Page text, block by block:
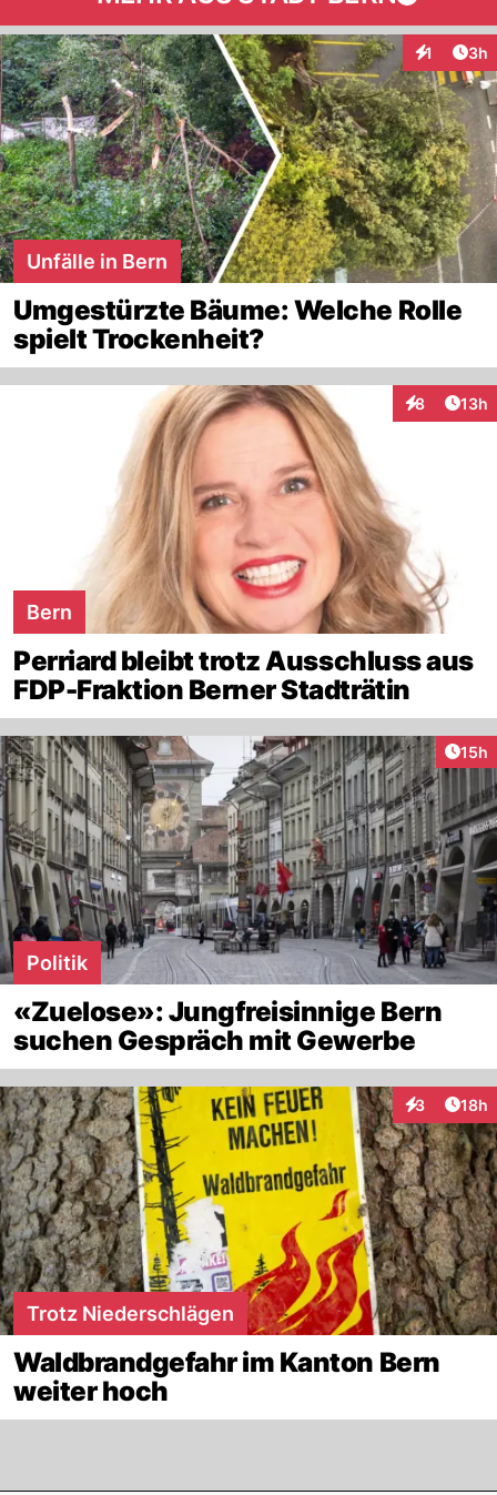
1 3h
Unfälle in Bern
Umgestürzte Bäume: Welche Rolle
spielt Trockenheit?
8
Interaktionen
13h
Bern
Perriard bleibt trotz Ausschluss aus
FDP-Fraktion Berner Stadträtin
15h
Politik
«Zuelose»: Jungfreisinnige Bern
suchen Gespräch mit Gewerbe
3
Interaktionen
18h
Trotz Niederschlägen
Waldbrandgefahr im Kanton Bern
weiter hoch